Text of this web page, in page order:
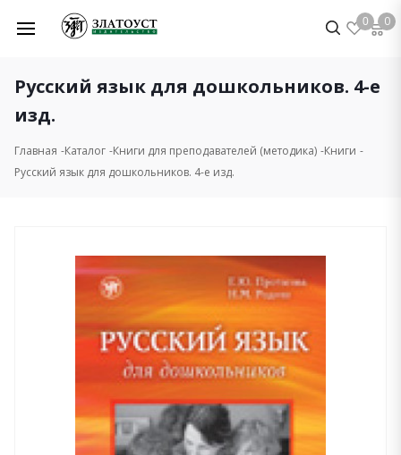
0 0
Русский язык для дошкольников. 4-е
изд.
Главная Каталог Книги для преподавателей (методика) Книги
Русский язык для дошкольников. 4-е изд.